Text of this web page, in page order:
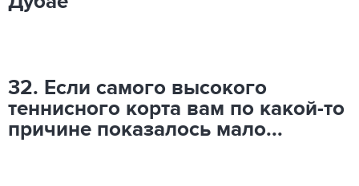
32. Если самого высокого
теннисного корта вам по какой-то
причине показалось мало...